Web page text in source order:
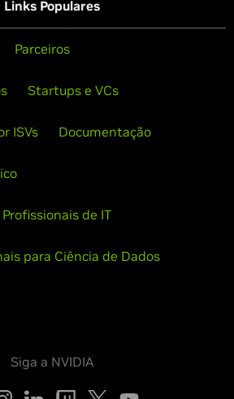
Links Populares
Parceiros
Startups e VCs
ISVs Documentação
de IT
para Ciência de Dados
Siga a NVIDIA